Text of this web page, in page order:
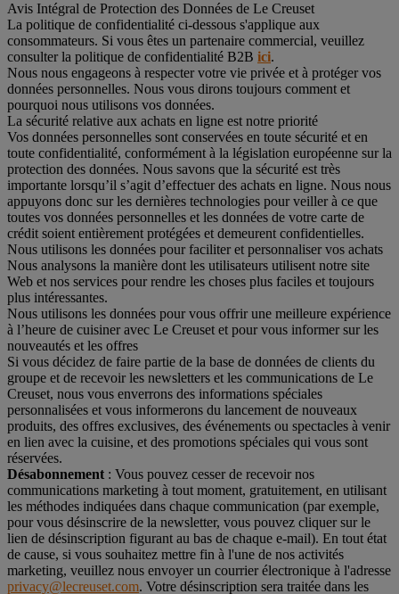
Avis Intégral de Protection des Données de Le Creuset
La politique de confidentialité ci-dessous s'applique aux
consommateurs. Si vous êtes un partenaire commercial, veuillez
consulter la politique de confidentialité B2B ici.
Nous nous engageons à respecter votre vie privée et à protéger vos
données personnelles. Nous vous dirons toujours comment et
pourquoi nous utilisons vos données.
La sécurité relative aux achats en ligne est notre priorité
Vos données personnelles sont conservées en toute sécurité et en
toute confidentialité, conformément à la législation européenne sur la
protection des données. Nous savons que la sécurité est très
importante lorsqu’il s’agit d’effectuer des achats en ligne. Nous nous
appuyons donc sur les dernières technologies pour veiller à ce que
toutes vos données personnelles et les données de votre carte de
crédit soient entièrement protégées et demeurent confidentielles.
Nous utilisons les données pour faciliter et personnaliser vos achats
Nous analysons la manière dont les utilisateurs utilisent notre site
Web et nos services pour rendre les choses plus faciles et toujours
plus intéressantes.
Nous utilisons les données pour vous offrir une meilleure expérience
à l’heure de cuisiner avec Le Creuset et pour vous informer sur les
nouveautés et les offres
Si vous décidez de faire partie de la base de données de clients du
groupe et de recevoir les newsletters et les communications de Le
Creuset, nous vous enverrons des informations spéciales
personnalisées et vous informerons du lancement de nouveaux
produits, des offres exclusives, des événements ou spectacles à venir
en lien avec la cuisine, et des promotions spéciales qui vous sont
réservées.
Désabonnement : Vous pouvez cesser de recevoir nos
communications marketing à tout moment, gratuitement, en utilisant
les méthodes indiquées dans chaque communication (par exemple,
pour vous désinscrire de la newsletter, vous pouvez cliquer sur le
lien de désinscription figurant au bas de chaque e-mail). En tout état
de cause, si vous souhaitez mettre fin à l'une de nos activités
marketing, veuillez nous envoyer un courrier électronique à l'adresse
privacy@lecreuset.com. Votre désinscription sera traitée dans les